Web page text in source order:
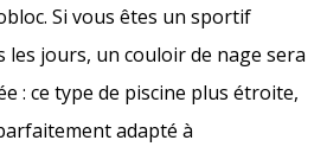
Si vous êtes un sportif
les jours, un couloir de nage sera
: ce type de piscine plus étroite,
adapté à